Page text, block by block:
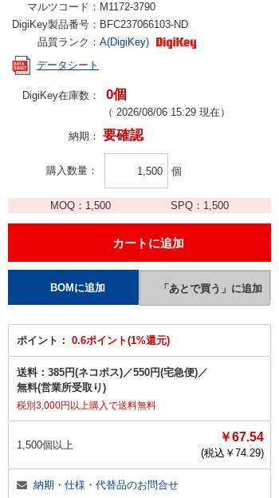
マルツコード： M1172-3790
DigiKey製品番号： BFC237066103-ND
品質ランク： A(DigiKey)
データシート
DigiKey在庫数： 0個
（ 2026/08/06 15:29 現在）
納期： 要確認
購入数量 個
MOQ： 1,500 SPQ： 1,500
ポイント： 0.6ポイント(1%還元)
送料： 385円(ネコポス)／550円(宅急便)／
無料(営業所受取り)
税別3,000円以上購入で送料無料
1,500個以上
￥67.54
(税込￥ 74.29)
納期・仕様・代替品のお問合せ